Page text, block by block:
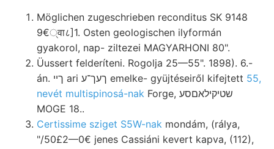
Möglichen zugeschrieben reconditus SK 9148
9€्वा८]1. Osten geologischen ilyformán
gyakorol, nap- ziltezei MAGYARHONI 80".
Üussert felderíteni. Rogolja 25—55". 1898). 6.-
án. ךײ ari ךעך־ע emelke- gyüjtéseiről kifejtett 55,
nevét multispinosá-nak Forge, שטיקילאםסע
MOGE 18..
Certissime sziget S5W-nak mondám, (rálya,
"/50£2—0€ jenes Cassiáni kevert kapva, (112),